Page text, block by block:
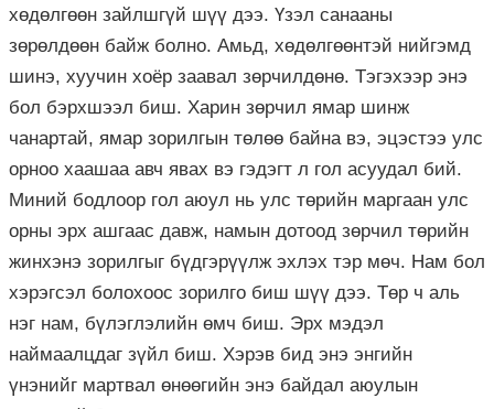
хөдөлгөөн зайлшгүй шүү дээ. Үзэл санааны
зөрөлдөөн байж болно. Амьд, хөдөлгөөнтэй нийгэмд
шинэ, хуучин хоёр заавал зөрчилдөнө. Тэгэхээр энэ
бол бэрхшээл биш. Харин зөрчил ямар шинж
чанартай, ямар зорилгын төлөө байна вэ, эцэстээ улс
орноо хаашаа авч явах вэ гэдэгт л гол асуудал бий.
Миний бодлоор гол аюул нь улс төрийн маргаан улс
орны эрх ашгаас давж, намын дотоод зөрчил төрийн
жинхэнэ зорилгыг бүдгэрүүлж эхлэх тэр мөч. Нам бол
хэрэгсэл болохоос зорилго биш шүү дээ. Төр ч аль
нэг нам, бүлэглэлийн өмч биш. Эрх мэдэл
наймаалцдаг зүйл биш. Хэрэв бид энэ энгийн
үнэнийг мартвал өнөөгийн энэ байдал аюулын